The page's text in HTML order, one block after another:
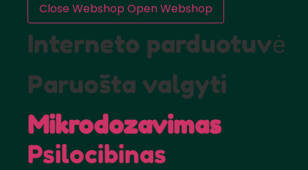
Close Webshop Open Webshop
Interneto parduotuvė
Paruošta valgyti
Mikrodozavimas
Psilocibinas